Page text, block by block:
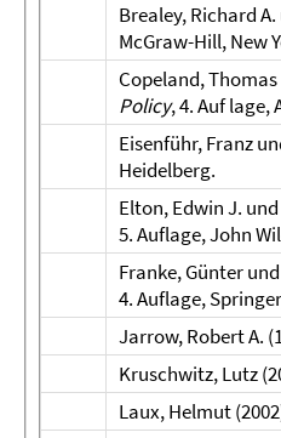
Brealey, Richard
McGraw-Hill, New
Copeland,
Policy, 4. Auf lage,
Eisenführ, Franz
Heidelberg.
Elton, Edwin J.
5. Auflage, John
Franke, Günter
4. Auflage,
Jarrow, Robert A.
Kruschwitz, Lutz
Laux, Helmut